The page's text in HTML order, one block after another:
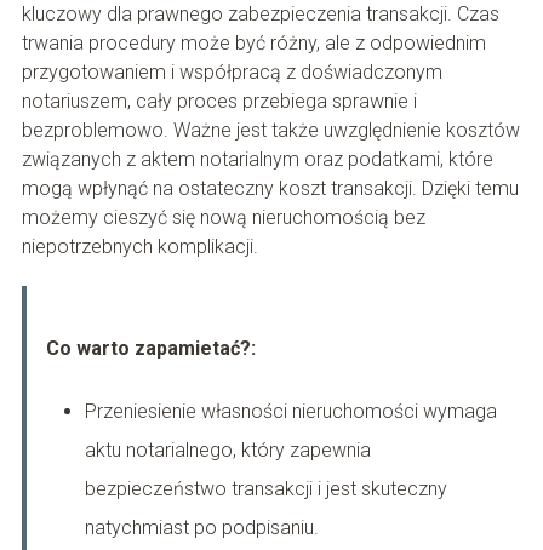
kluczowy dla prawnego zabezpieczenia transakcji. Czas
trwania procedury może być różny, ale z odpowiednim
przygotowaniem i współpracą z doświadczonym
notariuszem, cały proces przebiega sprawnie i
bezproblemowo. Ważne jest także uwzględnienie kosztów
związanych z aktem notarialnym oraz podatkami, które
mogą wpłynąć na ostateczny koszt transakcji. Dzięki temu
możemy cieszyć się nową nieruchomością bez
niepotrzebnych komplikacji.
Co warto zapamietać?:
Przeniesienie własności nieruchomości wymaga
aktu notarialnego, który zapewnia
bezpieczeństwo transakcji i jest skuteczny
natychmiast po podpisaniu.